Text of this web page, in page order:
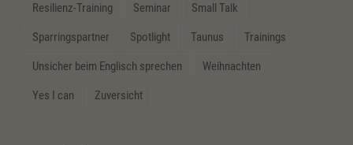
Resilienz-Training Seminar Small Talk
Sparringspartner Spotlight Taunus Trainings
Unsicher beim Englisch sprechen Weihnachten
Yes I can Zuversicht